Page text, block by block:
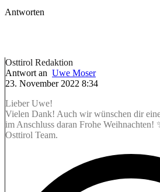
Antworten
Osttirol Redaktion
Antwort an Uwe Moser
23. November 2022 8:34
Lieber Uwe!
Vielen Dank! Auch wir wünschen dir
im Anschluss daran Frohe Weihnachten!
Osttirol Team.